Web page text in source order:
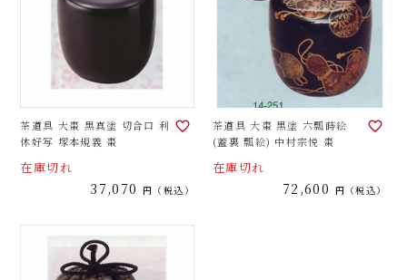
茶道具 大棗 黒真塗 切合口 利
休好写 塚本規義 棗
在庫切れ
37,070 税込
茶道具 大棗 黒塗 六瓢蒔絵
(蓋裏 瓢絵) 中村宗悦 棗
在庫切れ
72,600 税込